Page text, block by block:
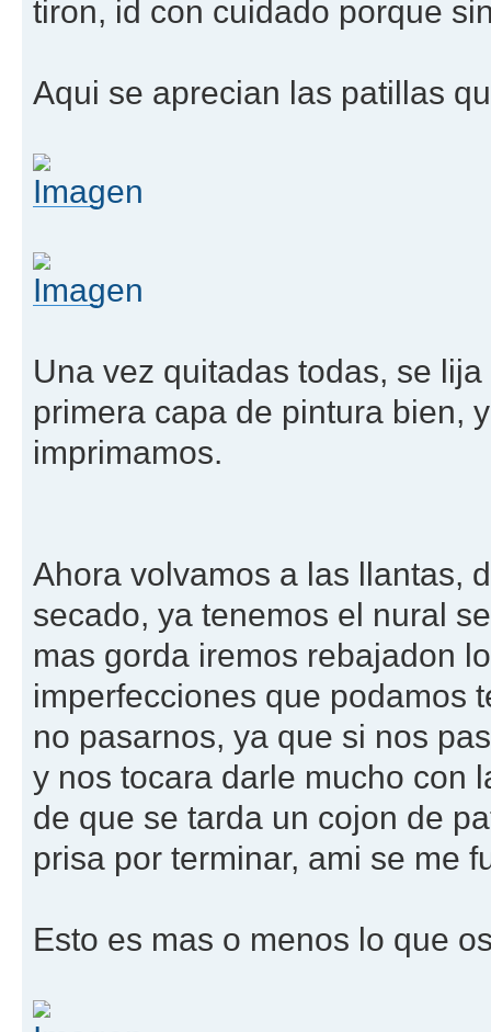
tiron, id con cuidado porque
Aqui se aprecian las patillas
Una vez quitadas todas, se
primera capa de pintura bien,
imprimamos.
Ahora volvamos a las llantas,
secado, ya tenemos el nural
mas gorda iremos rebajadon
imperfecciones que podamos
no pasarnos, ya que si nos
y nos tocara darle mucho con
de que se tarda un cojon de
prisa por terminar, ami se me
Esto es mas o menos lo que